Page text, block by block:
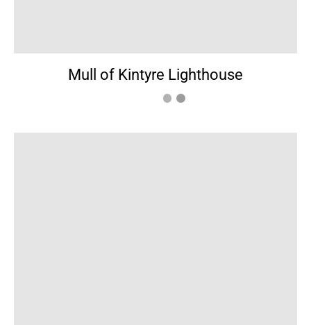
Mull of Kintyre Lighthouse